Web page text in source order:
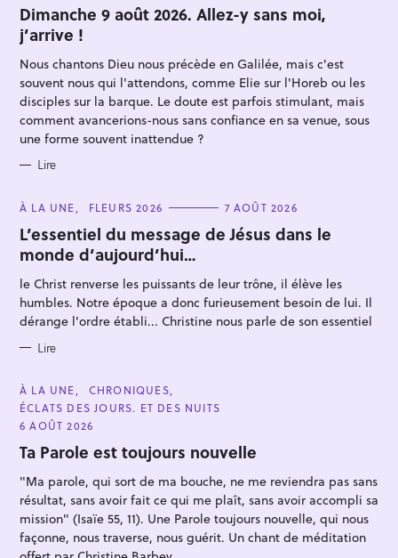
T
E
G
O
R
I
E
S
Dimanche 9 août 2026. Allez-y sans moi,
j’arrive !
Nous chantons Dieu nous précède en Galilée, mais c'est
souvent nous qui l'attendons, comme Elie sur l'Horeb ou les
disciples sur la barque. Le doute est parfois stimulant, mais
comment avancerions-nous sans confiance en sa venue, sous
une forme souvent inattendue ?
Lire
C
T
E
G
O
R
I
E
S
À LA UNE FLEURS 2026 7 AOÛT 2026
L’essentiel du message de Jésus dans le
monde d’aujourd’hui…
le Christ renverse les puissants de leur trône, il élève les
humbles. Notre époque a donc furieusement besoin de lui. Il
dérange l'ordre établi... Christine nous parle de son essentiel
Lire
C
A
T
E
O
R
E
À LA UNE
CHRONIQUES
ÉCLATS DES JOURS. ET DES NUITS
6 AOÛT 2026
Ta Parole est toujours nouvelle
"Ma parole, qui sort de ma bouche, ne me reviendra pas sans
résultat, sans avoir fait ce qui me plaît, sans avoir accompli sa
mission" (Isaïe 55, 11). Une Parole toujours nouvelle, qui nous
façonne, nous traverse, nous guérit. Un chant de méditation
R
c
h
e
c
h
e